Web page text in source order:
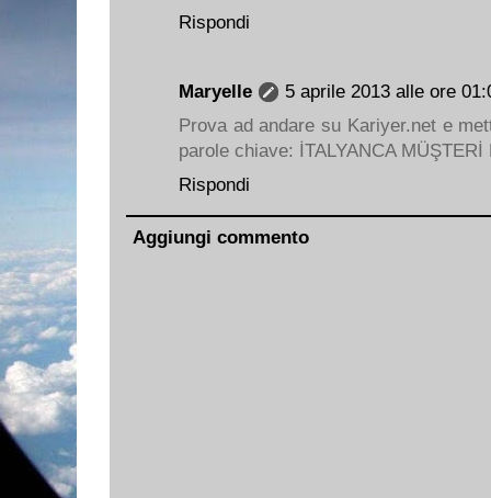
Rispondi
Maryelle
5 aprile 2013 alle ore
Prova ad andare su Kariyer.net e
parole chiave: İTALYANCA
Rispondi
Aggiungi commento